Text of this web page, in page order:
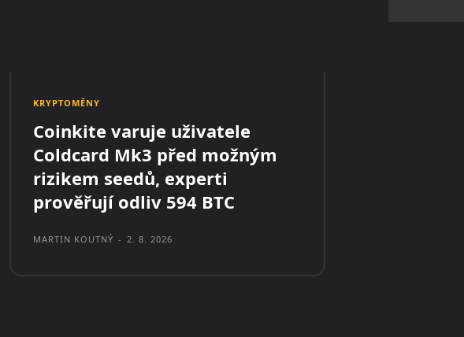
KRYPTOMĚNY
Coinkite varuje uživatele
Coldcard Mk3 před možným
rizikem seedů, experti
prověřují odliv 594 BTC
MARTIN KOUTNÝ - 2. 8. 2026